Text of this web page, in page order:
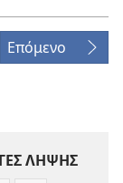
Επόμενο
ΛΗΨΗΣ